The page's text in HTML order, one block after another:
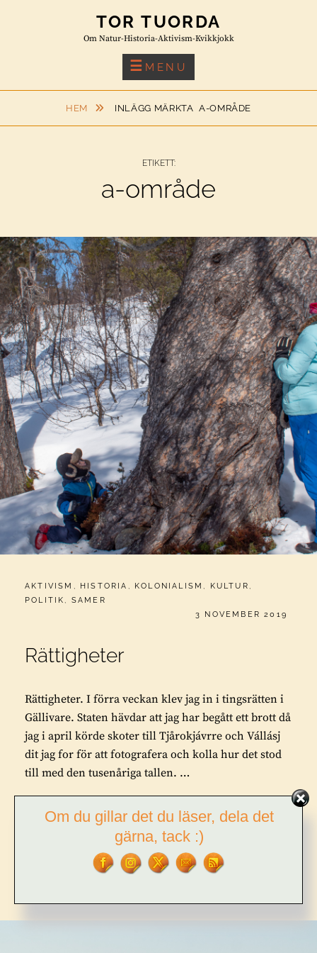
TOR TUORDA
Om Natur-Historia-Aktivism-Kvikkjokk
MENU
HEM INLÄGG MÄRKTA A-OMRÅDE
ETIKETT:
a-område
CATEGORIES:
AKTIVISM , HISTORIA , KOLONIALISM , KULTUR ,
POLITIK , SAMER
PUBLICERAT
3 NOVEMBER 2019
Rättigheter
Rättigheter. I förra veckan klev jag in i tingsrätten i
Gällivare. Staten hävdar att jag har begått ett brott då
jag i april körde skoter till Tjårokjávrre och Vállásj
dit jag for för att fotografera och kolla hur det stod
till med den tusenåriga tallen. …
FORTSÄTT LÄSA
4 COMMENTS
Om du gillar det du läser, dela det
gärna, tack :)